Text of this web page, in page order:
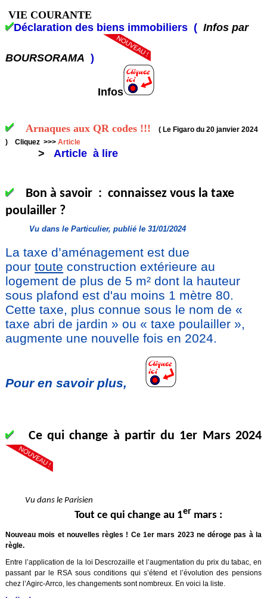
VIE COURANTE
Déclaration des biens immobiliers ( Infos par
BOURSORAMA )
Infos
Arnaques aux QR codes !!!
( Le Figaro du 20 janvier 2024
) Cliquez >>>Article
> Article à lire
Bon à savoir : connaissez vous la taxe
poulailler ?
Vu dans le Particulier, publié le 31/01/2024
La taxe d’aménagement est due
pourtoute construction extérieure au
logement de plus de 5 m² dont la hauteur
sous plafond est d'au moins 1 mètre 80.
Cette taxe, plus connue sous le nom de «
taxe abri de jardin » ou « taxe poulailler »,
augmente une nouvelle fois en 2024.
Pour en savoir plus,
Ce qui change à partir du 1er Mars 2024
Vu dans le Parisien
Tout ce qui change au 1er mars :
Nouveau mois et nouvelles règles ! Ce 1er mars 2023 ne déroge pas à la
règle.
Entre l’application de la loi Descrozaille et l’augmentation du prix du tabac, en
passant par le RSA sous conditions qui s’étend et l’évolution des pensions
chez l’Agirc-Arrco, les changements sont nombreux. En voici la liste.